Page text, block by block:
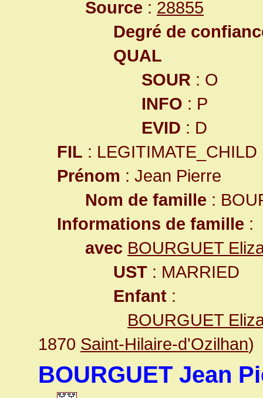
Source : 28855
Degré de
QUAL
SOUR : O
INFO : P
EVID : D
FIL : LEGITIMATE_CHILD
Prénom : Jean Pierre
Nom de famille :
Informations de famille :
avec BOURGUET
UST : MARRIED
Enfant :
BOURGUET
1870 Saint-Hilaire-d'Ozilhan)
BOURGUET Jean